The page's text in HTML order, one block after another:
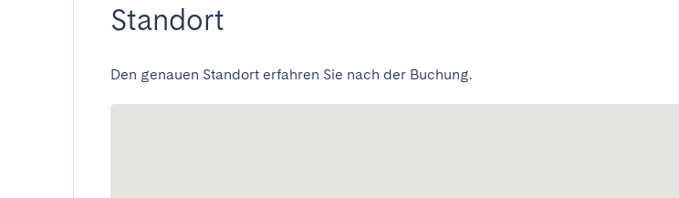
Standort
Den genauen Standort erfahren Sie nach der Buchung.